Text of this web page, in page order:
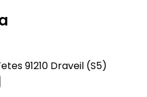
91210 Draveil (S5)